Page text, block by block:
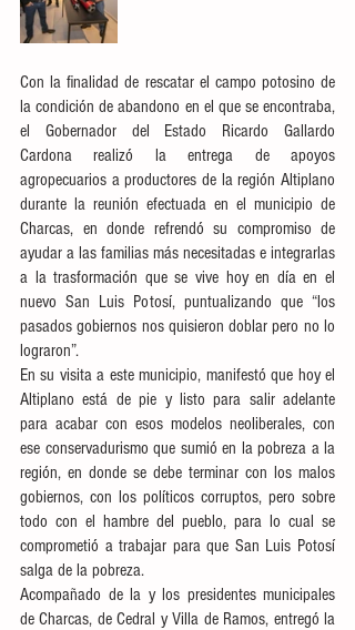
Con la finalidad de rescatar el campo potosino de
la condición de abandono en el que se encontraba,
el Gobernador del Estado Ricardo Gallardo
Cardona realizó la entrega de apoyos
agropecuarios a productores de la región Altiplano
durante la reunión efectuada en el municipio de
Charcas, en donde refrendó su compromiso de
ayudar a las familias más necesitadas e integrarlas
a la trasformación que se vive hoy en día en el
nuevo San Luis Potosí, puntualizando que “los
pasados gobiernos nos quisieron doblar pero no lo
lograron”.
En su visita a este municipio, manifestó que hoy el
Altiplano está de pie y listo para salir adelante
para acabar con esos modelos neoliberales, con
ese conservadurismo que sumió en la pobreza a la
región, en donde se debe terminar con los malos
gobiernos, con los políticos corruptos, pero sobre
todo con el hambre del pueblo, para lo cual se
comprometió a trabajar para que San Luis Potosí
salga de la pobreza.
Acompañado de la y los presidentes municipales
de Charcas, de Cedral y Villa de Ramos, entregó la